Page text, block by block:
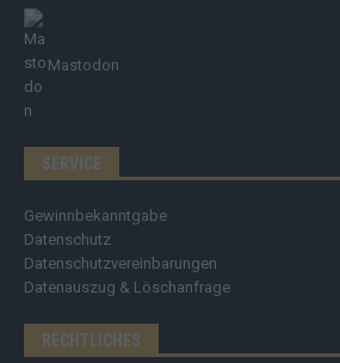
Mastodon
SERVICE
Gewinnbekanntgabe
Datenschutz
Datenschutzvereinbarungen
Datenauszug & Löschanfrage
RECHTLICHES